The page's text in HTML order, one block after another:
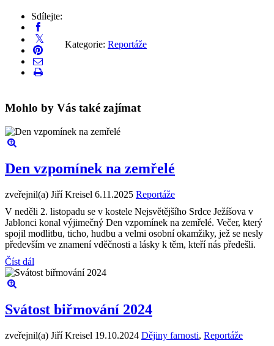
Sdílejte:
Kategorie: Reportáže
Mohlo by Vás také zajímat
Den vzpomínek na zemřelé
zveřejnil(a) Jiří Kreisel 6.11.2025 Reportáže
V neděli 2. listopadu se v kostele Nejsvětějšího Srdce Ježíšova v
Jablonci konal výjimečný Den vzpomínek na zemřelé. Večer, který
spojil modlitbu, ticho, hudbu a velmi osobní okamžiky, jež se nesly
především ve znamení vděčnosti a lásky k těm, kteří nás předešli.
Číst dál
Svátost biřmování 2024
zveřejnil(a) Jiří Kreisel 19.10.2024 Dějiny farnosti, Reportáže